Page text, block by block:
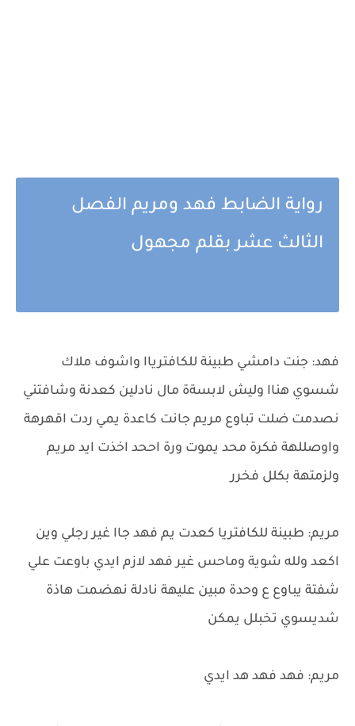
رواية الضابط فهد ومريم الفصل
الثالث عشر بقلم مجهول
فهد: جنت دامشي طبينة للكافترياا واشوف ملاك
شسوي هناا وليش لابسةة مال نادلين كعدنة وشافتني
نصدمت ضلت تباوع مريم جانت كاعدة يمي ردت اقهرهة
واوصللهة فكرة محد يموت ورة اححد اخذت ايد مريم
ولزمتهة بكلل فخرر
مريم: طبينة للكافتريا كعدت يم فهد جاا غير رجلي وين
اكعد ولله شوية وماحس غير فهد لازم ايدي باوعت علي
شفتة يباوع ع وحدة مبين عليهة نادلة نهضمت هاذة
شديسوي تخبلل يمكن
مريم: فهد فهد هد ايدي